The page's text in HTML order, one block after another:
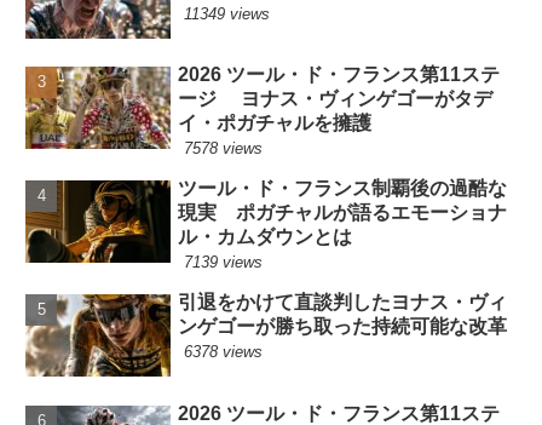
11349 views
2026 ツール・ド・フランス第11ステ
ージ ヨナス・ヴィンゲゴーがタデ
イ・ポガチャルを擁護
7578 views
ツール・ド・フランス制覇後の過酷な
現実 ポガチャルが語るエモーショナ
ル・カムダウンとは
7139 views
引退をかけて直談判したヨナス・ヴィ
ンゲゴーが勝ち取った持続可能な改革
6378 views
2026 ツール・ド・フランス第11ステ